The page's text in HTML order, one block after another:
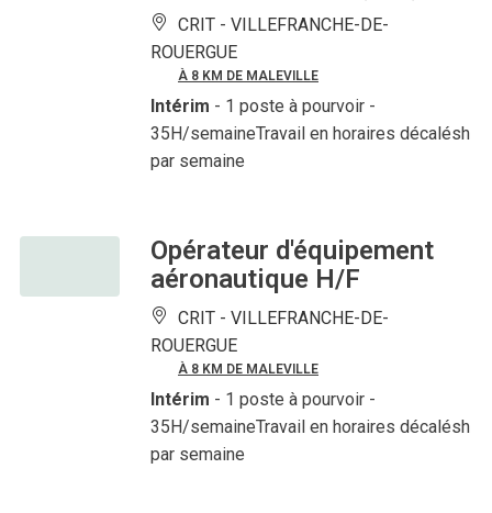
CRIT - VILLEFRANCHE-DE-
ROUERGUE
À 8 KM DE MALEVILLE
Intérim - 1 poste à pourvoir -
35H/semaineTravail en horaires décalésh
par semaine
Opérateur d'équipement
aéronautique H/F
CRIT - VILLEFRANCHE-DE-
ROUERGUE
À 8 KM DE MALEVILLE
Intérim - 1 poste à pourvoir -
35H/semaineTravail en horaires décalésh
par semaine